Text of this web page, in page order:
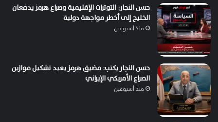
حسن النجار: التوترات الإقليمية وصراع هرمز يدفعان
الخليج إلى أخطر مواجهة دولية
منذ أسبوعين
حسن النجار يكتب: مضيق هرمز يعيد تشكيل موازين
الصراع الأمريكي الإيراني
منذ أسبوعين